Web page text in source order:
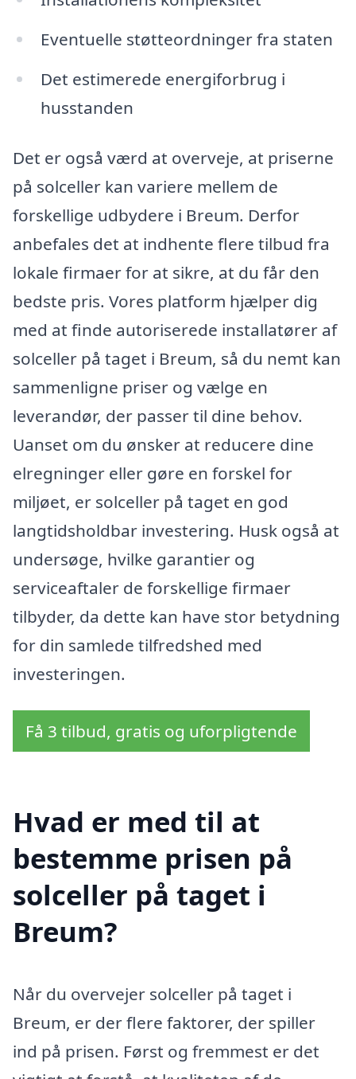
Eventuelle støtteordninger fra staten
Det estimerede energiforbrug i
husstanden
Det er også værd at overveje, at priserne
på solceller kan variere mellem de
forskellige udbydere i Breum. Derfor
anbefales det at indhente flere tilbud fra
lokale firmaer for at sikre, at du får den
bedste pris. Vores platform hjælper dig
med at finde autoriserede installatører af
solceller på taget i Breum, så du nemt kan
sammenligne priser og vælge en
leverandør, der passer til dine behov.
Uanset om du ønsker at reducere dine
elregninger eller gøre en forskel for
miljøet, er solceller på taget en god
langtidsholdbar investering. Husk også at
undersøge, hvilke garantier og
serviceaftaler de forskellige firmaer
tilbyder, da dette kan have stor betydning
for din samlede tilfredshed med
investeringen.
Få 3 tilbud, gratis og uforpligtende
Hvad er med til at
bestemme prisen på
solceller på taget i
Breum?
Når du overvejer solceller på taget i
Breum, er der flere faktorer, der spiller
ind på prisen. Først og fremmest er det